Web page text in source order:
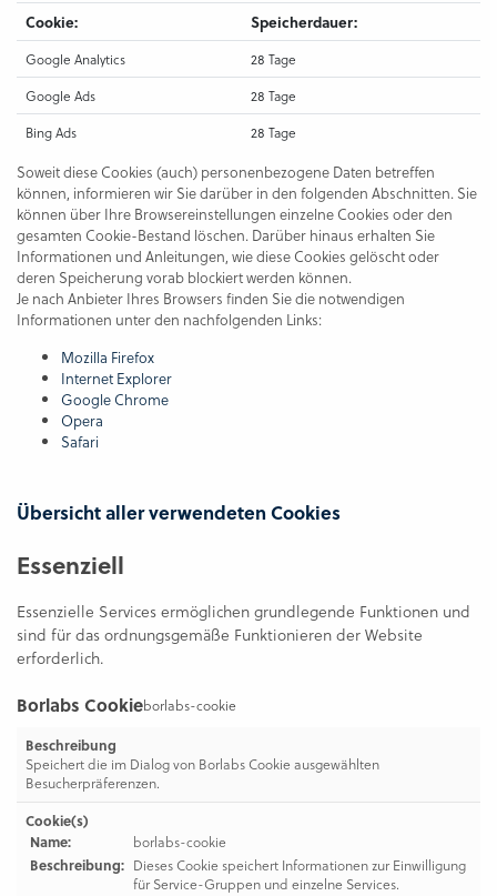
Cookie: Speicherdauer:
Google Analytics
28 Tage
Google Ads
28 Tage
Bing Ads
28 Tage
Soweit diese Cookies (auch) personenbezogene Daten betreffen
können, informieren wir Sie darüber in den folgenden Abschnitten. Sie
können über Ihre Browsereinstellungen einzelne Cookies oder den
gesamten Cookie-Bestand löschen. Darüber hinaus erhalten Sie
Informationen und Anleitungen, wie diese Cookies gelöscht oder
deren Speicherung vorab blockiert werden können.
Je nach Anbieter Ihres Browsers finden Sie die notwendigen
Informationen unter den nachfolgenden Links:
Mozilla Firefox
Internet Explorer
Google Chrome
Opera
Safari
Übersicht aller verwendeten Cookies
Essenziell
Essenzielle Services ermöglichen grundlegende Funktionen und
sind für das ordnungsgemäße Funktionieren der Website
erforderlich.
Borlabs Cookieborlabs-cookie
Beschreibung
Speichert die im Dialog von Borlabs Cookie ausgewählten
Besucherpräferenzen.
Cookie(s)
Name:
borlabs-cookie
Beschreibung: Dieses Cookie speichert Informationen zur Einwilligung
für Service-Gruppen und einzelne Services.